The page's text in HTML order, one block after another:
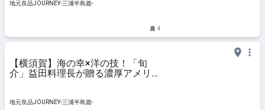
地元良品JOURNEY-三浦半島篇-
4
【横須賀】海の幸×洋の技！「旬
介」益田料理長が贈る濃厚アメリケ
地元良品JOURNEY-三浦半島篇-